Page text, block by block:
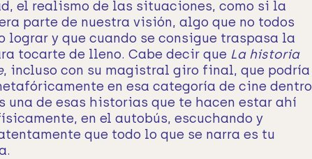
el realismo de las situaciones, como si la
parte de nuestra visión, algo que no todos
lograr y que cuando se consigue traspasa la
tocarte de lleno. Cabe decir que La historia
, incluso con su magistral giro final, que podría
en esa categoría de cine dentro
una de esas historias que te hacen estar ahí
en el autobús, escuchando y
que todo lo que se narra es tu